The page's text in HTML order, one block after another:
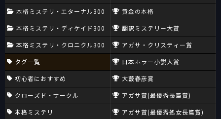
本格ミステリ・エターナル300
本格ミステリ・ディケイド300
本格ミステリ・クロニクル300
タグ一覧
初心者におすすめ
クローズド・サークル
本格ミステリ
黄金の本格
翻訳ミステリー大賞
アガサ・クリスティー賞
日本ホラー小説大賞
大藪春彦賞
アガサ賞(最優秀長篇賞)
アガサ賞(最優秀処女長篇賞)